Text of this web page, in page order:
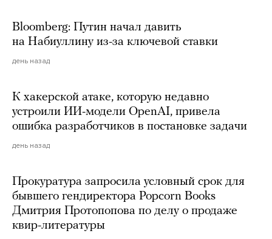
Bloomberg: Путин начал давить
на Набиуллину из-за ключевой ставки
день назад
К хакерской атаке, которую недавно
устроили ИИ-модели OpenAI, привела
ошибка разработчиков в постановке задачи
день назад
Прокуратура запросила условный срок для
бывшего гендиректора Popcorn Books
Дмитрия Протопопова по делу о продаже
квир-литературы